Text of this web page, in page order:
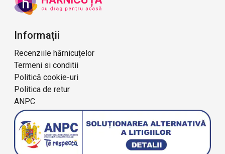
Informații
Recenziile hărnicuțelor
Termeni si conditii
Politică cookie-uri
Politica de retur
ANPC